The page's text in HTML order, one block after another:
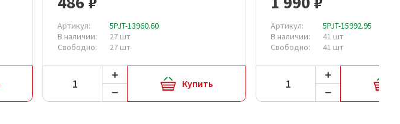
Артикул:
5PJT-13960.60
В наличии:
27 шт
Свободно:
27 шт
Купить
Артикул:
5PJT-15992.95
В наличии:
41 шт
Свободно:
41 шт